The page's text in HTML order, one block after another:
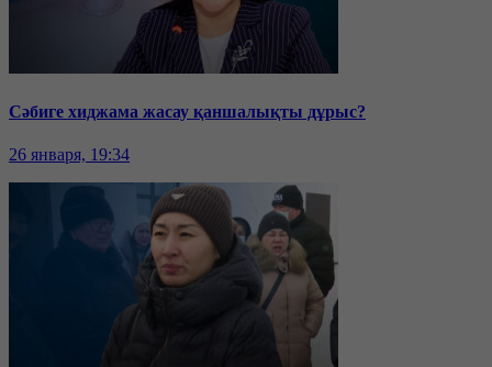
Сәбиге хиджама жасау қаншалықты дұрыс?
26 января, 19:34